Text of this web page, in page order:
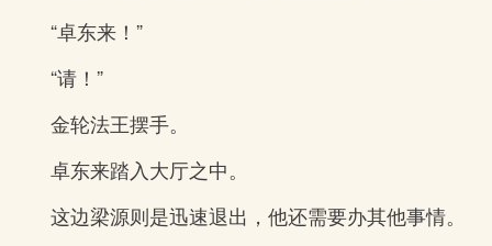
“卓东来！”
“请！”
金轮法王摆手。
卓东来踏入大厅之中。
这边梁源则是迅速退出，他还需要办其他事情。